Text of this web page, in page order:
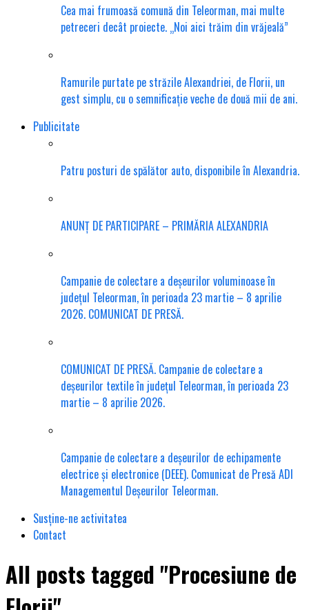
Cea mai frumoasă comună din Teleorman, mai multe
petreceri decât proiecte. „Noi aici trăim din vrăjeală”
Ramurile purtate pe străzile Alexandriei, de Florii, un
gest simplu, cu o semnificație veche de două mii de ani.
Publicitate
Patru posturi de spălător auto, disponibile în Alexandria.
ANUNȚ DE PARTICIPARE – PRIMĂRIA ALEXANDRIA
Campanie de colectare a deșeurilor voluminoase în
județul Teleorman, în perioada 23 martie – 8 aprilie
2026. COMUNICAT DE PRESĂ.
COMUNICAT DE PRESĂ. Campanie de colectare a
deșeurilor textile în județul Teleorman, în perioada 23
martie – 8 aprilie 2026.
Campanie de colectare a deșeurilor de echipamente
electrice și electronice (DEEE). Comunicat de Presă ADI
Managementul Deșeurilor Teleorman.
Susține-ne activitatea
Contact
All posts tagged "Procesiune de